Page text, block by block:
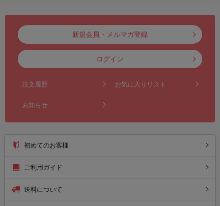
新規会員・メルマガ登録
ログイン
注文履歴 お気に入りリスト
お知らせ
初めてのお客様
ご利用ガイド
送料について